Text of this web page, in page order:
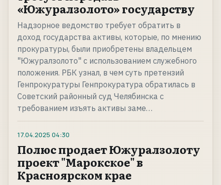
«Южуралзолото» государству
Надзорное ведомство требует обратить в
доход государства активы, которые, по мнению
прокуратуры, были приобретены владельцем
"Южуралзолото" с использованием служебного
положения. РБК узнал, в чем суть претензий
Генпрокуратуры Генпрокуратура обратилась в
Советский районный суд Челябинска с
требованием изъять активы заме…
17.04.2025 04:30
Полюс продает Южуралзолоту
проект "Марокское" в
Красноярском крае